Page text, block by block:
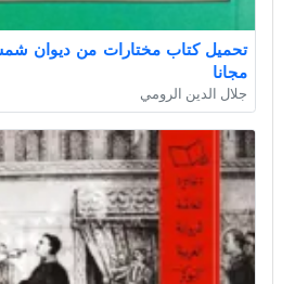
مجانا
جلال الدين الرومي